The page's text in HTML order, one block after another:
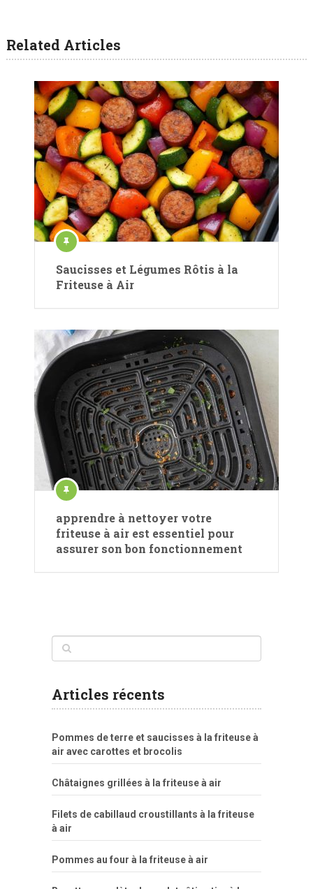
Related Articles
Saucisses et Légumes Rôtis à la
Friteuse à Air
apprendre à nettoyer votre
friteuse à air est essentiel pour
assurer son bon fonctionnement
Articles récents
Pommes de terre et saucisses à la friteuse à
air avec carottes et brocolis
Châtaignes grillées à la friteuse à air
Filets de cabillaud croustillants à la friteuse
à air
Pommes au four à la friteuse à air